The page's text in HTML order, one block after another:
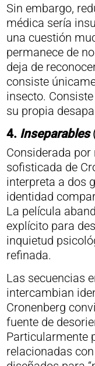
Sin embargo,
médica sería
una cuestión
permanece de
deja de
consiste
insecto.
su propia
4. Inseparables
Considerada
sofisticada de
interpreta a dos
identidad
La película
explícito para
inquietud
refinada.
Las secuencias
intercambian
Cronenberg
fuente de
Particularmente
relacionadas